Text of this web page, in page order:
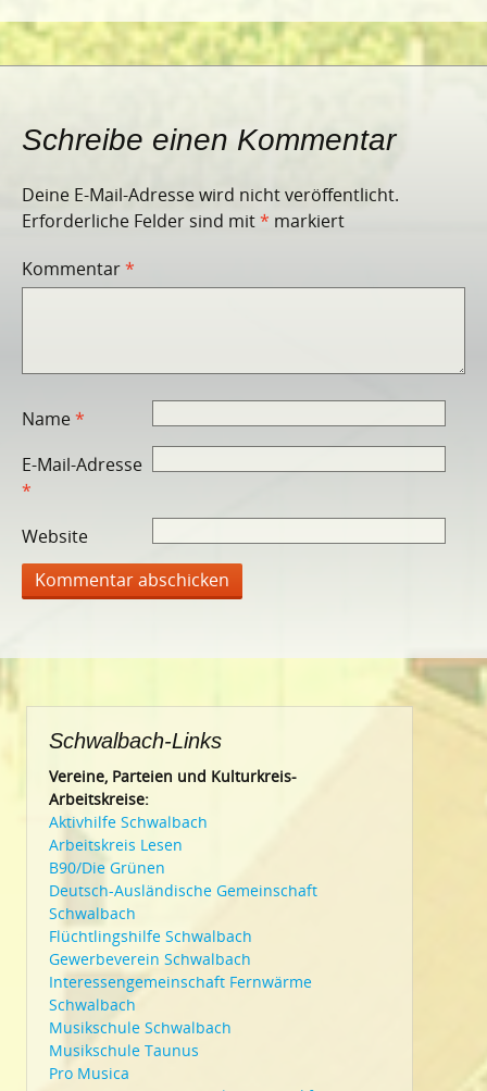
Schreibe einen Kommentar
Deine E-Mail-Adresse wird nicht veröffentlicht.
Erforderliche Felder sind mit* markiert
Kommentar*
Name*
E-Mail-Adresse
*
Website
Schwalbach-Links
Vereine, Parteien und Kulturkreis-
Arbeitskreise:
Aktivhilfe Schwalbach
Arbeitskreis Lesen
B90/Die Grünen
Deutsch-Ausländische Gemeinschaft
Schwalbach
Flüchtlingshilfe Schwalbach
Gewerbeverein Schwalbach
Interessengemeinschaft Fernwärme
Schwalbach
Musikschule Schwalbach
Musikschule Taunus
Pro Musica